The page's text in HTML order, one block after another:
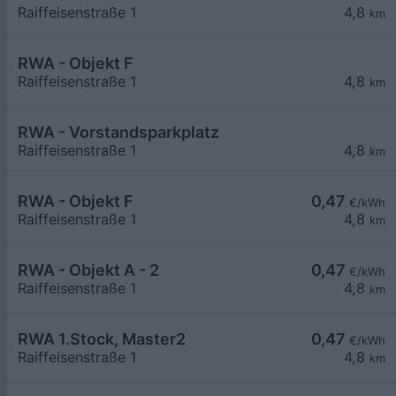
4,8 km
Raiffeisenstraße 1
4,8 km
RWA - Objekt F
Raiffeisenstraße 1
4,8 km
RWA - Vorstandsparkplatz
Raiffeisenstraße 1
0,47 €/kWh
4,8 km
RWA - Objekt F
Raiffeisenstraße 1
0,47 €/kWh
4,8 km
RWA - Objekt A - 2
Raiffeisenstraße 1
0,47 €/kWh
4,8 km
RWA 1.Stock, Master2
Raiffeisenstraße 1